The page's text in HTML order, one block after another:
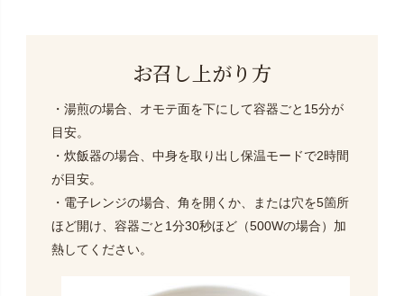
お召し上がり方
・湯煎の場合、オモテ面を下にして容器ごと15分が
目安。
・炊飯器の場合、中身を取り出し保温モードで2時間
が目安。
・電子レンジの場合、角を開くか、または穴を5箇所
ほど開け、容器ごと1分30秒ほど（500Wの場合）加
熱してください。